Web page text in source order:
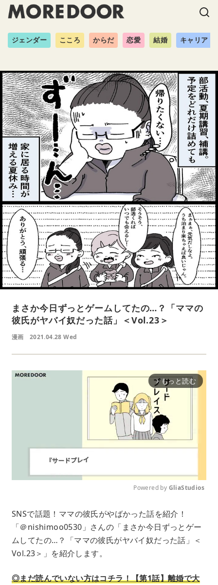
ジェンダー こころ からだ 恋愛 結婚 キャリア
まさか今日ずっとゲームしてたの…？「ママの
彼氏がヤバイ奴だった話」＜Vol.23＞
漫画 2021.04.28 Wed
arrow_forward_ios もっと読む
u
t
Powered by GliaStudios
SNSで話題！ママの彼氏がやばかった話を紹介！
「＠nishimoo0530」さんの「まさか今日ずっとゲー
ムしてたの…？「ママの彼氏がヤバイ奴だった話」＜
Vol.23＞」を紹介します。
◎まだ読んでいない方はコチラ！【第1話】離婚で大